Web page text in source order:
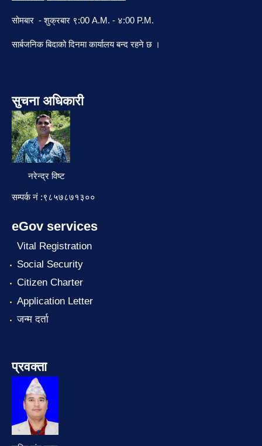
सोमबार - शुक्रबार ९:00 A.M. - ४:00 P.M.
सार्बजनिक बिदाको दिनमा कार्यालय बन्द रहने छ ।
सुचना अधिकारी
नरेन्द्र विष्ट
सम्पर्क नं :९८५७८७१३००
eGov services
Vital Registration
Social Security
Citizen Charter
Application Letter
जन्म दर्ता
प्रवक्ता